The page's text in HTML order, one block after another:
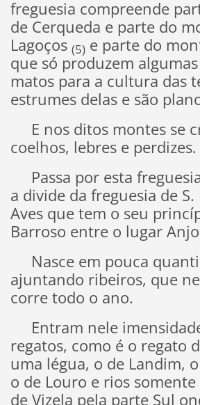
freguesia compreende
de Cerqueda e parte do
Lagoços (5)e parte do
que só produzem
matos para a cultura das
estrumes delas e são
E nos ditos montes se
coelhos, lebres e perdizes.
Passa por esta
a divide da freguesia de
Aves que tem o seu
Barroso entre o lugar
Nasce em pouca
ajuntando ribeiros, que
corre todo o ano.
Entram nele
regatos, como é o regato
uma légua, o de Landim,
o de Louro e rios
de Vizela pela parte Sul